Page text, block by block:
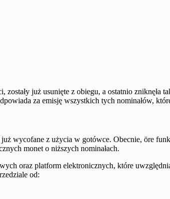
zostały już usunięte z obiegu, a ostatnio zniknęła
za emisję wszystkich tych nominałów,
już wycofane z użycia w gotówce. Obecnie, öre
monet o niższych nominałach.
oraz platform elektronicznych, które
od: